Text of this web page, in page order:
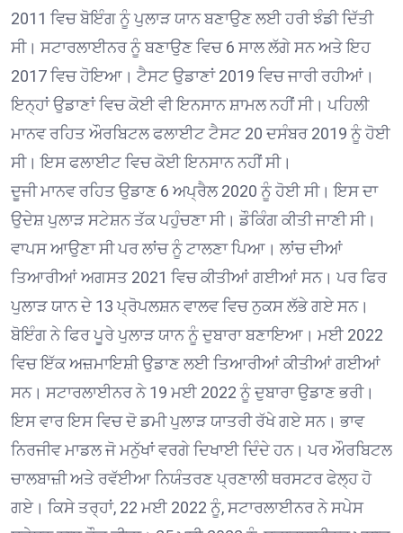
2011 ਵਿਚ ਬੋਇੰਗ ਨੂੰ ਪੁਲਾੜ ਯਾਨ ਬਣਾਉਣ ਲਈ ਹਰੀ ਝੰਡੀ ਦਿੱਤੀ
ਸੀ। ਸਟਾਰਲਾਈਨਰ ਨੂੰ ਬਣਾਉਣ ਵਿਚ 6 ਸਾਲ ਲੱਗੇ ਸਨ ਅਤੇ ਇਹ
2017 ਵਿਚ ਹੋਇਆ। ਟੈਸਟ ਉਡਾਣਾਂ 2019 ਵਿਚ ਜਾਰੀ ਰਹੀਆਂ।
ਇਨ੍ਹਾਂ ਉਡਾਣਾਂ ਵਿਚ ਕੋਈ ਵੀ ਇਨਸਾਨ ਸ਼ਾਮਲ ਨਹੀਂ ਸੀ। ਪਹਿਲੀ
ਮਾਨਵ ਰਹਿਤ ਔਰਬਿਟਲ ਫਲਾਈਟ ਟੈਸਟ 20 ਦਸੰਬਰ 2019 ਨੂੰ ਹੋਈ
ਸੀ। ਇਸ ਫਲਾਈਟ ਵਿਚ ਕੋਈ ਇਨਸਾਨ ਨਹੀਂ ਸੀ।
ਦੂਜੀ ਮਾਨਵ ਰਹਿਤ ਉਡਾਣ 6 ਅਪ੍ਰੈਲ 2020 ਨੂੰ ਹੋਈ ਸੀ। ਇਸ ਦਾ
ਉਦੇਸ਼ ਪੁਲਾੜ ਸਟੇਸ਼ਨ ਤੱਕ ਪਹੁੰਚਣਾ ਸੀ। ਡੌਕਿੰਗ ਕੀਤੀ ਜਾਣੀ ਸੀ।
ਵਾਪਸ ਆਉਣਾ ਸੀ ਪਰ ਲਾਂਚ ਨੂੰ ਟਾਲਣਾ ਪਿਆ। ਲਾਂਚ ਦੀਆਂ
ਤਿਆਰੀਆਂ ਅਗਸਤ 2021 ਵਿਚ ਕੀਤੀਆਂ ਗਈਆਂ ਸਨ। ਪਰ ਫਿਰ
ਪੁਲਾੜ ਯਾਨ ਦੇ 13 ਪ੍ਰੋਪਲਸ਼ਨ ਵਾਲਵ ਵਿਚ ਨੁਕਸ ਲੱਭੇ ਗਏ ਸਨ।
ਬੋਇੰਗ ਨੇ ਫਿਰ ਪੂਰੇ ਪੁਲਾੜ ਯਾਨ ਨੂੰ ਦੁਬਾਰਾ ਬਣਾਇਆ। ਮਈ 2022
ਵਿਚ ਇੱਕ ਅਜ਼ਮਾਇਸ਼ੀ ਉਡਾਣ ਲਈ ਤਿਆਰੀਆਂ ਕੀਤੀਆਂ ਗਈਆਂ
ਸਨ। ਸਟਾਰਲਾਈਨਰ ਨੇ 19 ਮਈ 2022 ਨੂੰ ਦੁਬਾਰਾ ਉਡਾਣ ਭਰੀ।
ਇਸ ਵਾਰ ਇਸ ਵਿਚ ਦੋ ਡਮੀ ਪੁਲਾੜ ਯਾਤਰੀ ਰੱਖੇ ਗਏ ਸਨ। ਭਾਵ
ਨਿਰਜੀਵ ਮਾਡਲ ਜੋ ਮਨੁੱਖਾਂ ਵਰਗੇ ਦਿਖਾਈ ਦਿੰਦੇ ਹਨ। ਪਰ ਔਰਬਿਟਲ
ਚਾਲਬਾਜ਼ੀ ਅਤੇ ਰਵੱਈਆ ਨਿਯੰਤਰਣ ਪ੍ਰਣਾਲੀ ਥਰਸਟਰ ਫੇਲ੍ਹ ਹੋ
ਗਏ। ਕਿਸੇ ਤਰ੍ਹਾਂ, 22 ਮਈ 2022 ਨੂੰ, ਸਟਾਰਲਾਈਨਰ ਨੇ ਸਪੇਸ